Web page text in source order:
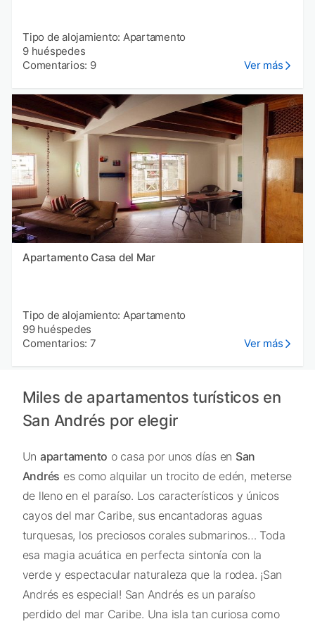
Tipo de alojamiento: Apartamento
9 huéspedes
Comentarios: 9
Ver más
Apartamento Casa del Mar
Tipo de alojamiento: Apartamento
99 huéspedes
Comentarios: 7
Ver más
Miles de apartamentos turísticos en
San Andrés por elegir
Un apartamento o casa por unos días en San
Andrés es como alquilar un trocito de edén, meterse
de lleno en el paraíso. Los característicos y únicos
cayos del mar Caribe, sus encantadoras aguas
turquesas, los preciosos corales submarinos… Toda
esa magia acuática en perfecta sintonía con la
verde y espectacular naturaleza que la rodea. ¡San
Andrés es especial! San Andrés es un paraíso
perdido del mar Caribe. Una isla tan curiosa como